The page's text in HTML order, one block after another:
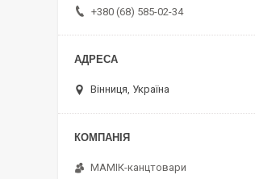
+380 (68) 585-02-34
Вінниця, Україна
МАМІК-канцтовари